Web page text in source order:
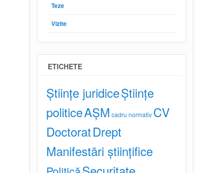
Teze
Vizite
ETICHETE
Științe juridiceȘtiințe
politiceAȘM cadru normativ CV
DoctoratDrept
Manifestări științifice